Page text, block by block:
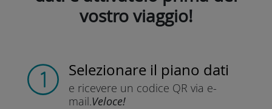
vostro viaggio!
Selezionare il piano dati
e ricevere un codice QR via e-
mail.Veloce!